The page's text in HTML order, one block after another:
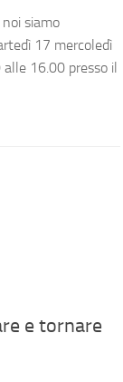
siamo
17 mercoledì
16.00 presso il
e tornare